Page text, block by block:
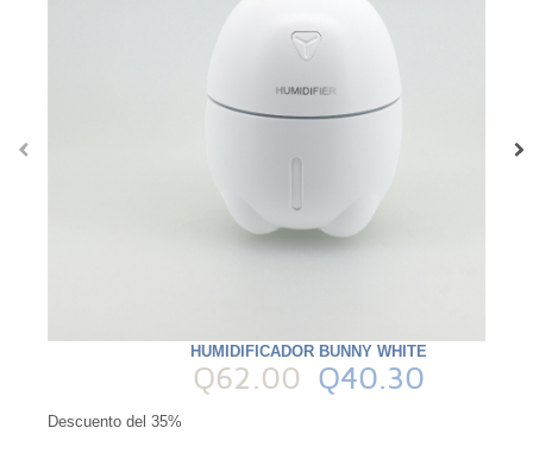
HUMIDIFICADOR BUNNY WHITE
Q62.00 Q40.30
Descuento del 35%
‹ ›